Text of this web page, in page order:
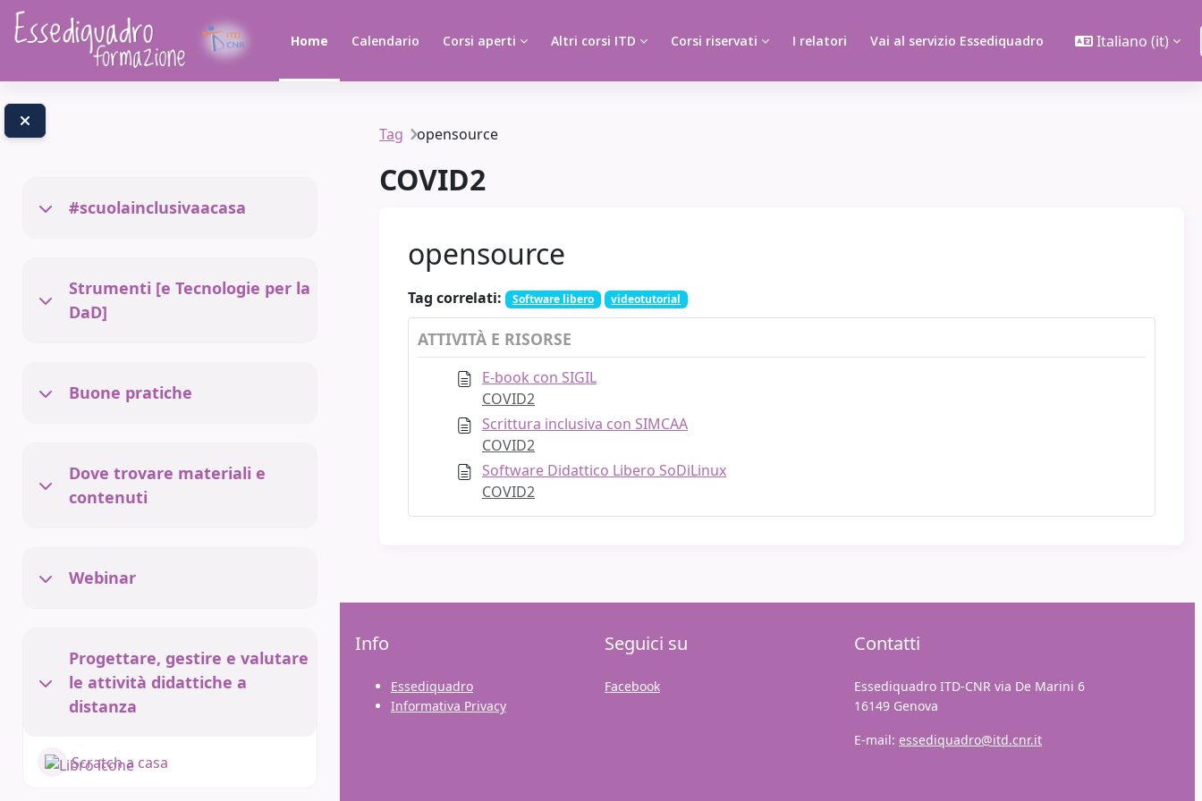
Vai al contenuto principale
Home Calendario Corsi aperti Altri corsi ITD Corsi riservati I relatori Vai al servizio Essediquadro Italiano ‎(it)‎
Minimizza
#scuolainclusivaacasa
Minimizza
Strumenti [e Tecnologie per la
DaD]
Minimizza
Buone pratiche
Minimizza
Dove trovare materiali e
contenuti
Minimizza
Webinar
Minimizza
Progettare, gestire e valutare
le attività didattiche a
distanza
Scratch a casa
Tag opensource
COVID2
opensource
Tag correlati: Software libero videotutorial
ATTIVITÀ E RISORSE
E-book con SIGIL
COVID2
Scrittura inclusiva con SIMCAA
COVID2
Software Didattico Libero SoDiLinux
COVID2
Spazio formazione Essediquadro
gestito dall'Istituto Tecnologie
Ferlino
Info
Essediquadro
Informativa Privacy
Seguici su
Facebook
Contatti
Essediquadro ITD-CNR via De Marini 6
16149 Genova
E-mail: essediquadro@itd.cnr.it